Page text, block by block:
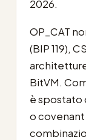
2026.
OP_CAT
(BIP 119),
BitVM.
è spostato
o covenant